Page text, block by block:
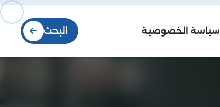
سياسة الخصوصية البحث